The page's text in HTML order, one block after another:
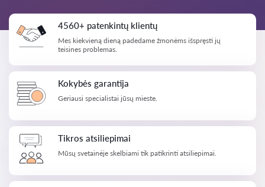
4560+ patenkintų klientų
Mes kiekvieną dieną padedame žmonėms išspręsti jų
teisines problemas.
Kokybės garantija
Geriausi specialistai jūsų mieste.
Tikros atsiliepimai
Mūsų svetainėje skelbiami tik patikrinti atsiliepimai.